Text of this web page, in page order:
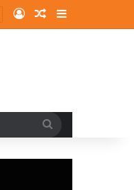
Log InRandom Article
Sidebar